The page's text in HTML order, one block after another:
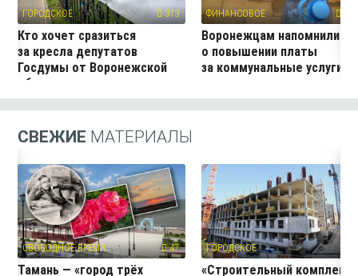
ГОРОДСКОЕ 313
Кто хочет сразиться
за кресла депутатов
Госдумы от Воронежской
области
ФИНАНСОВОЕ
Воронежцам напомнили
о повышении платы
за коммунальные услуги
СВЕЖИЕ МАТЕРИАЛЫ
СВОБОДНОЕ ВРЕМЯ 47
Тамань — «город трёх
ГОРОДСКОЕ
«Строительный комплекс